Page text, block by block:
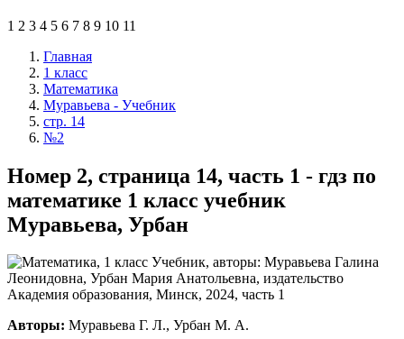
1 2 3 4 5 6 7 8 9 10 11
Главная
1 класс
Математика
Муравьева - Учебник
стр. 14
№2
Номер 2, страница 14, часть 1 - гдз по
математике 1 класс учебник
Муравьева, Урбан
Авторы: Муравьева Г. Л., Урбан М. А.